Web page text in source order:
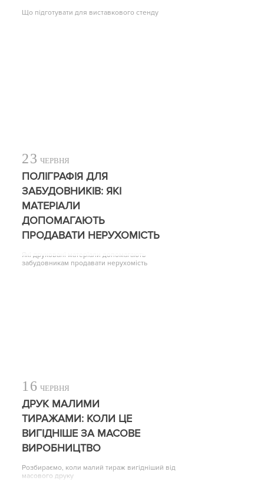
Що підготувати для виставкового стенду
23 ЧЕРВНЯ
ПОЛІГРАФІЯ ДЛЯ
ЗАБУДОВНИКІВ: ЯКІ
МАТЕРІАЛИ
ДОПОМАГАЮТЬ
ПРОДАВАТИ НЕРУХОМІСТЬ
Які друковані матеріали допомагають
забудовникам продавати нерухомість
16 ЧЕРВНЯ
ДРУК МАЛИМИ
ТИРАЖАМИ: КОЛИ ЦЕ
ВИГІДНІШЕ ЗА МАСОВЕ
ВИРОБНИЦТВО
Розбираємо, коли малий тираж вигідніший від
масового друку